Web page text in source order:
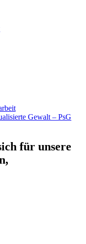
Gewalt – PsG
für unsere